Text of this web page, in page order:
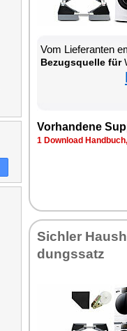
Vom Lie­fe­ran­ten
Be­zugs­quel­le für
Vor­han­de­ne
1 Down­load
Sich­ler
dungs­satz